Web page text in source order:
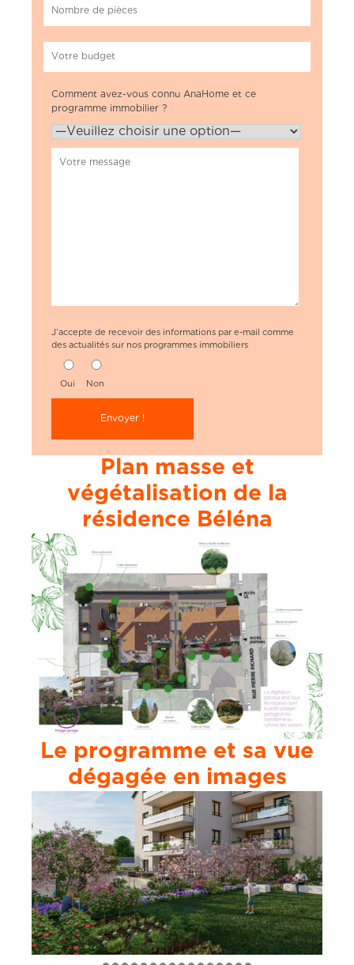
Comment avez-vous connu AnaHome et ce
programme immobilier ?
J’accepte de recevoir des informations par e-mail comme
des actualités sur nos programmes immobiliers
Oui Non
Plan masse et
végétalisation de la
résidence Béléna
Le programme et sa vue
dégagée en images